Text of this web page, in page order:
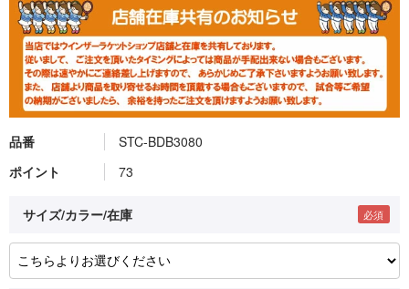
品番
STC-BDB3080
ポイント
73
サイズ/カラー/在庫